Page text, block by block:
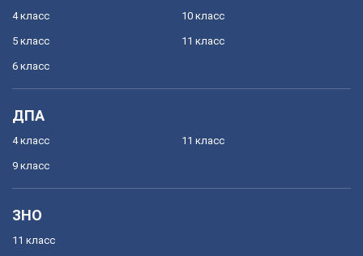
4 класс
5 класс
6 класс
10 класс
11 класс
ДПА
4 класс
9 класс
11 класс
ЗНО
11 класс